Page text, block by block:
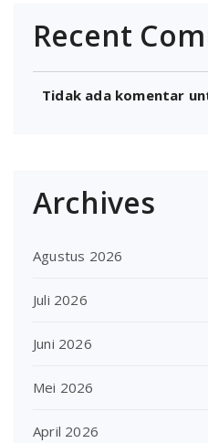
Recent
Tidak ada komentar
Archives
Agustus 2026
Juli 2026
Juni 2026
Mei 2026
April 2026